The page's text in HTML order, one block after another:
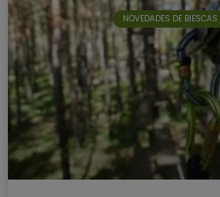
NOVEDADES DE